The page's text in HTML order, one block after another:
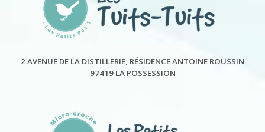
2 AVENUE DE LA DISTILLERIE, RÉSIDENCE ANTOINE ROUSSIN
97419 LA POSSESSION